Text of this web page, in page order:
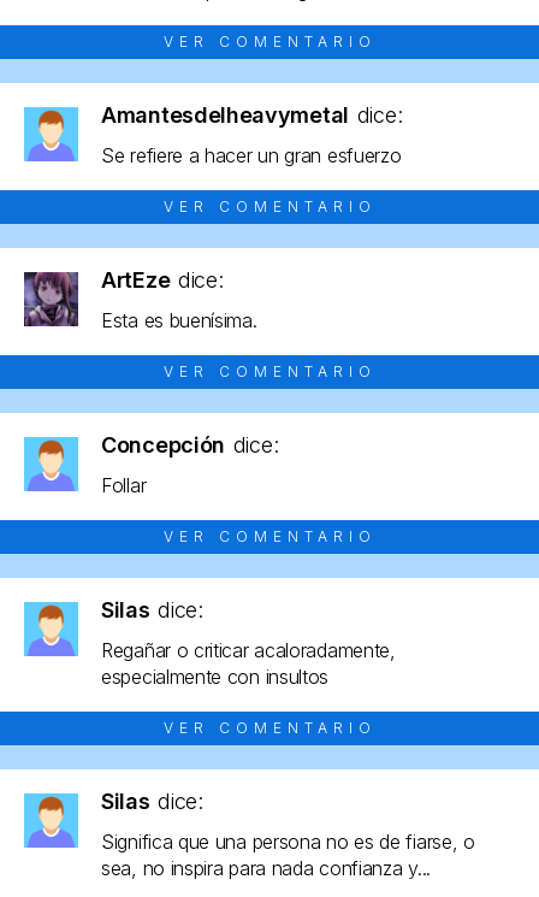
VER COMENTARIO
Amantesdelheavymetal dice:
Se refiere a hacer un gran esfuerzo
VER COMENTARIO
ArtEze dice:
Esta es buenísima.
VER COMENTARIO
Concepción dice:
Follar
VER COMENTARIO
Silas dice:
Regañar o criticar acaloradamente,
especialmente con insultos
VER COMENTARIO
Silas dice:
Significa que una persona no es de fiarse, o
sea, no inspira para nada confianza y...